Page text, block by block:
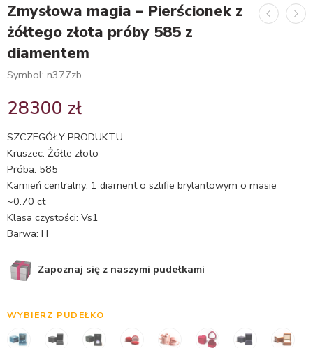
Zmysłowa magia – Pierścionek z
żółtego złota próby 585 z
diamentem
Symbol: n377zb
28300 zł
SZCZEGÓŁY PRODUKTU:
Kruszec: Żółte złoto
Próba: 585
Kamień centralny: 1 diament o szlifie brylantowym o masie
~0.70 ct
Klasa czystości: Vs1
Barwa: H
Zapoznaj się z naszymi pudełkami
WYBIERZ PUDEŁKO